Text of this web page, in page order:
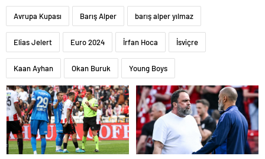
Avrupa Kupası Barış Alper barış alper yılmaz
Elias Jelert Euro 2024 İrfan Hoca İsviçre
Kaan Ayhan Okan Buruk Young Boys